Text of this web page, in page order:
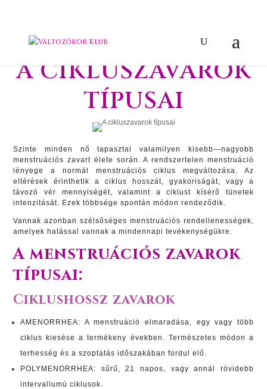
A CIKLUSZAVAROK
TÍPUSAI
Szinte minden nő tapasztal valamilyen kisebb—nagyobb
menstruációs zavart élete során. A rendszertelen menstruáció
lényege a normál menstruációs ciklus megváltozása. Az
eltérések érinthetik a ciklus hosszát, gyakoriságát, vagy a
távozó vér mennyiségét, valamint a ciklust kísérő tünetek
intenzitását. Ezek többsége spontán módon rendeződik.
Vannak azonban szélsőséges menstruációs rendellenességek,
amelyek hatással vannak a mindennapi tevékenységükre.
A menstruációs zavarok
típusai:
Ciklushossz zavarok
AMENORRHEA: A menstruáció elmaradása, egy vagy több
ciklus kiesése a termékeny években. Természetes módon a
terhesség és a szoptatás időszakában fordul elő.
POLYMENORRHEA: sűrű, 21 napos, vagy annál rövidebb
intervallumú ciklusok.